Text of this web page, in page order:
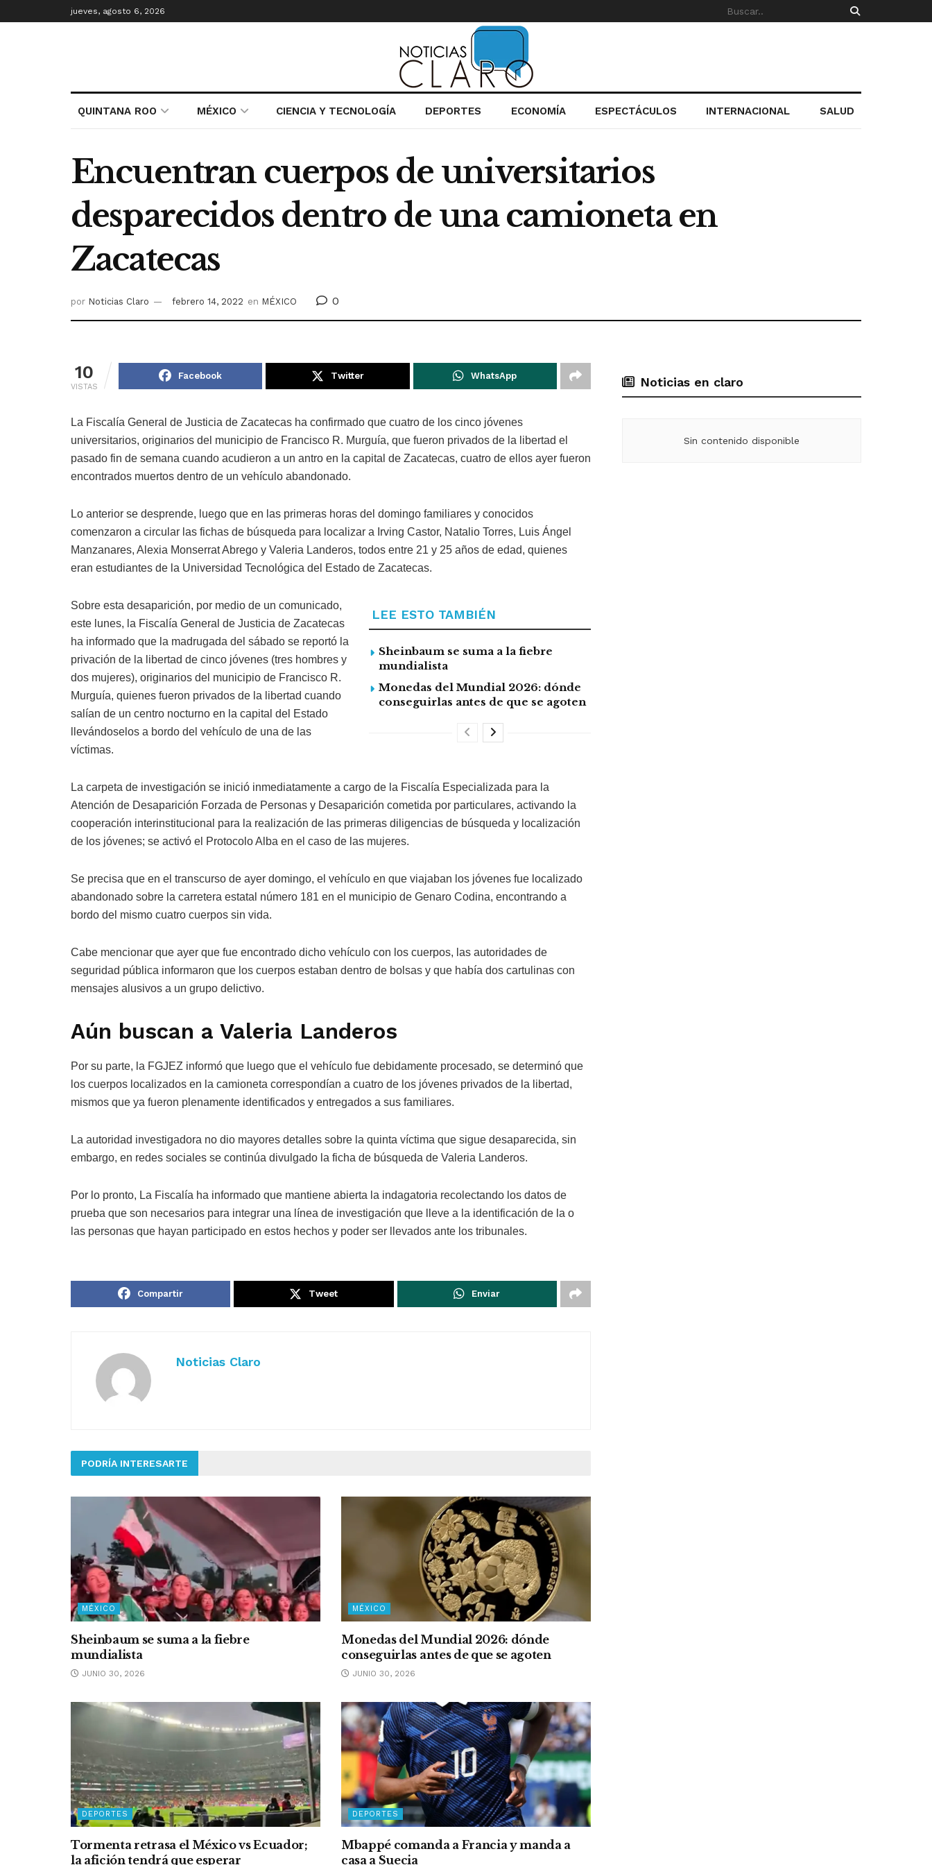
jueves, agosto 6, 2026
QUINTANA ROO MÉXICO CIENCIA Y TECNOLOGÍA DEPORTES ECONOMÍA ESPECTÁCULOS INTERNACIONAL SALUD
Encuentran cuerpos de universitarios
desparecidos dentro de una camioneta en
Zacatecas
por Noticias Claro febrero 14, 2022 en MÉXICO 0
10
VISTAS
Facebook Twitter WhatsApp
La Fiscalía General de Justicia de Zacatecas ha confirmado que cuatro de los cinco jóvenes
universitarios, originarios del municipio de Francisco R. Murguía, que fueron privados de la libertad el
pasado fin de semana cuando acudieron a un antro en la capital de Zacatecas, cuatro de ellos ayer fueron
encontrados muertos dentro de un vehículo abandonado.
Lo anterior se desprende, luego que en las primeras horas del domingo familiares y conocidos
comenzaron a circular las fichas de búsqueda para localizar a Irving Castor, Natalio Torres, Luis Ángel
Manzanares, Alexia Monserrat Abrego y Valeria Landeros, todos entre 21 y 25 años de edad, quienes
eran estudiantes de la Universidad Tecnológica del Estado de Zacatecas.
LEE ESTO TAMBIÉN
Sheinbaum se suma a la fiebre
mundialista
Monedas del Mundial 2026: dónde
conseguirlas antes de que se agoten
Sobre esta desaparición, por medio de un comunicado,
este lunes, la Fiscalía General de Justicia de Zacatecas
ha informado que la madrugada del sábado se reportó la
privación de la libertad de cinco jóvenes (tres hombres y
dos mujeres), originarios del municipio de Francisco R.
Murguía, quienes fueron privados de la libertad cuando
salían de un centro nocturno en la capital del Estado
llevándoselos a bordo del vehículo de una de las
víctimas.
La carpeta de investigación se inició inmediatamente a cargo de la Fiscalía Especializada para la
Atención de Desaparición Forzada de Personas y Desaparición cometida por particulares, activando la
cooperación interinstitucional para la realización de las primeras diligencias de búsqueda y localización
de los jóvenes; se activó el Protocolo Alba en el caso de las mujeres.
Se precisa que en el transcurso de ayer domingo, el vehículo en que viajaban los jóvenes fue localizado
abandonado sobre la carretera estatal número 181 en el municipio de Genaro Codina, encontrando a
bordo del mismo cuatro cuerpos sin vida.
Cabe mencionar que ayer que fue encontrado dicho vehículo con los cuerpos, las autoridades de
seguridad pública informaron que los cuerpos estaban dentro de bolsas y que había dos cartulinas con
mensajes alusivos a un grupo delictivo.
Aún buscan a Valeria Landeros
Por su parte, la FGJEZ informó que luego que el vehículo fue debidamente procesado, se determinó que
los cuerpos localizados en la camioneta correspondían a cuatro de los jóvenes privados de la libertad,
mismos que ya fueron plenamente identificados y entregados a sus familiares.
La autoridad investigadora no dio mayores detalles sobre la quinta víctima que sigue desaparecida, sin
embargo, en redes sociales se continúa divulgado la ficha de búsqueda de Valeria Landeros.
Por lo pronto, La Fiscalía ha informado que mantiene abierta la indagatoria recolectando los datos de
prueba que son necesarios para integrar una línea de investigación que lleve a la identificación de la o
las personas que hayan participado en estos hechos y poder ser llevados ante los tribunales.
Compartir Tweet Enviar
Noticias Claro
PODRÍA INTERESARTE
MÉXICO
Sheinbaum se suma a la fiebre
mundialista
JUNIO 30, 2026
MÉXICO
Monedas del Mundial 2026: dónde
conseguirlas antes de que se agoten
JUNIO 30, 2026
DEPORTES
Tormenta retrasa el México vs Ecuador;
la afición tendrá que esperar
DEPORTES
Mbappé comanda a Francia y manda a
casa a Suecia
Noticias en claro
Sin contenido disponible